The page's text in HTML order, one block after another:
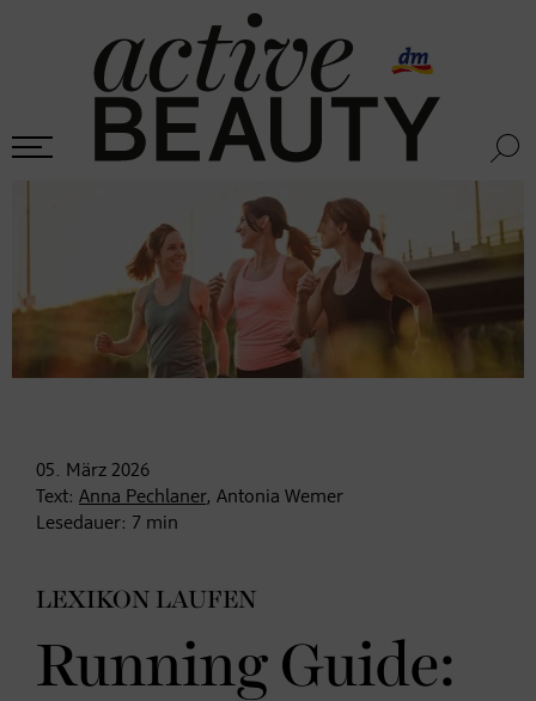
05. März 2026
Text: Anna Pechlaner, Antonia Wemer
Lesedauer: 7 min
LEXIKON LAUFEN
Running Guide: